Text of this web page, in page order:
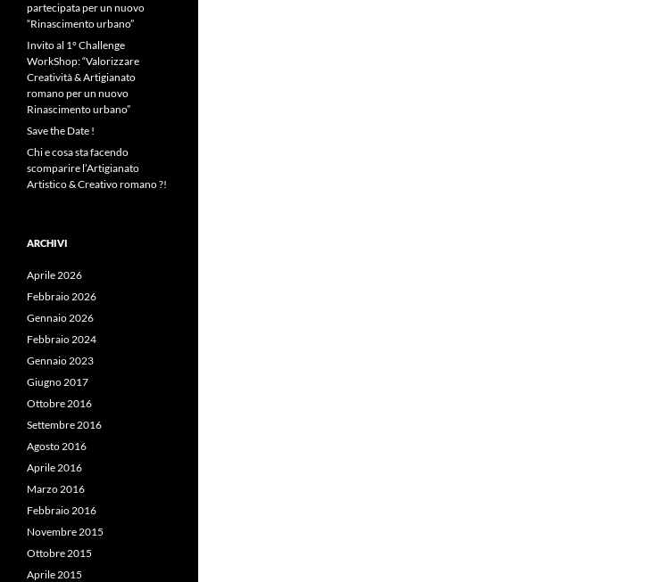
partecipata per un nuovo
“Rinascimento urbano”
Invito al 1° Challenge
WorkShop: “Valorizzare
Creatività & Artigianato
romano per un nuovo
Rinascimento urbano”
Save the Date !
Chi e cosa sta facendo
scomparire l’Artigianato
Artistico & Creativo romano ?!
ARCHIVI
Aprile 2026
Febbraio 2026
Gennaio 2026
Febbraio 2024
Gennaio 2023
Giugno 2017
Ottobre 2016
Settembre 2016
Agosto 2016
Aprile 2016
Marzo 2016
Febbraio 2016
Novembre 2015
Ottobre 2015
Aprile 2015